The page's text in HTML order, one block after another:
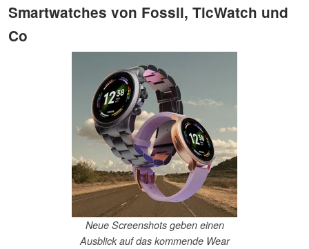
Smartwatches von Fossil, TicWatch und
Co
Neue Screenshots geben einen
Ausblick auf das kommende Wear